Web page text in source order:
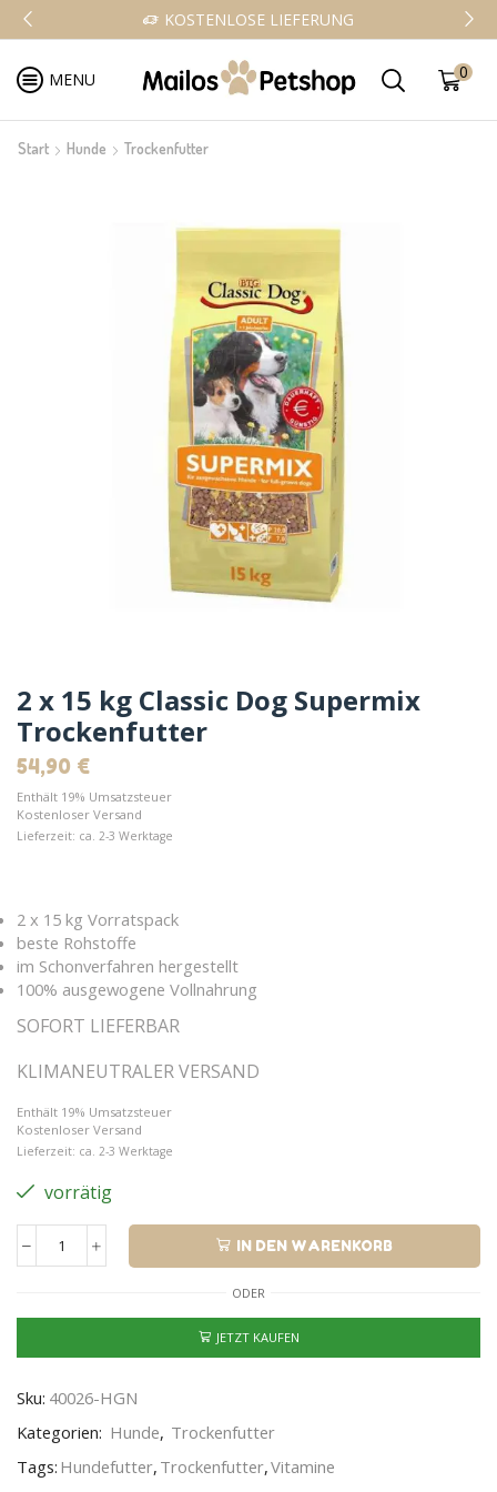
KOSTENLOSE LIEFERUNG
MENU 0
Start Hunde Trockenfutter
2 x 15 kg Classic Dog Supermix
Trockenfutter
54,90 €
Enthält 19% Umsatzsteuer
Kostenloser Versand
Lieferzeit: ca. 2-3 Werktage
2 x 15 kg Vorratspack
beste Rohstoffe
im Schonverfahren hergestellt
100% ausgewogene Vollnahrung
SOFORT LIEFERBAR
KLIMANEUTRALER VERSAND
Enthält 19% Umsatzsteuer
Kostenloser Versand
Lieferzeit: ca. 2-3 Werktage
vorrätig
IN DEN WARENKORB
ODER
JETZT KAUFEN
Sku: 40026-HGN
Kategorien: Hunde, Trockenfutter
Tags: Hundefutter, Trockenfutter,Vitamine